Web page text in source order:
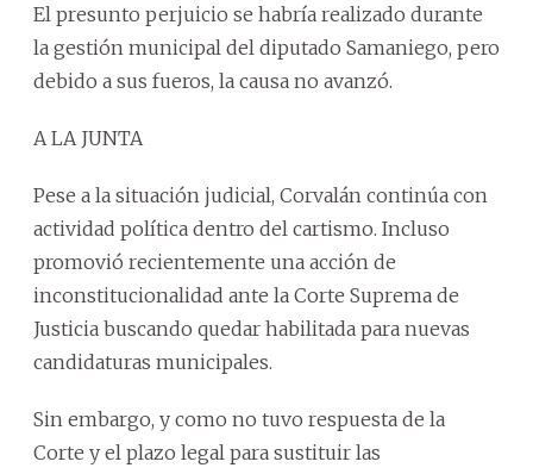
El presunto perjuicio se habría realizado durante
la gestión municipal del diputado Samaniego, pero
debido a sus fueros, la causa no avanzó.
A LA JUNTA
Pese a la situación judicial, Corvalán continúa con
actividad política dentro del cartismo. Incluso
promovió recientemente una acción de
inconstitucionalidad ante la Corte Suprema de
Justicia buscando quedar habilitada para nuevas
candidaturas municipales.
Sin embargo, y como no tuvo respuesta de la
Corte y el plazo legal para sustituir las